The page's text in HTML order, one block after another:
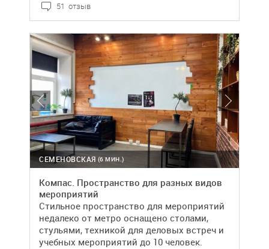
51 отзыв
(6 МИН.)
СЕМЕНОВСКАЯ
Компас. Пространство для разных видов
мероприятий
Стильное пространство для мероприятий
недалеко от метро оснащено столами,
стульями, техникой для деловых встреч и
учебных мероприятий до 10 человек.